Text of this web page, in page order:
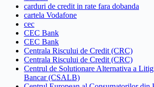
carduri de credit in rate fara dobanda
cartela Vodafone
cec
CEC Bank
CEC Bank
Centrala Riscului de Credit (CRC)
Centrala Riscului de Credit (CRC)
Centrul de Solutionare Alternativa a
Bancar (CSALB)